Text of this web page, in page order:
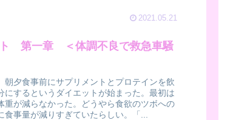
2021.05.21
ト 第一章 ＜体調不良で救急車騒
朝夕食事前にサプリメントとプロテインを飲
にするというダイエットが始まった。最初は
重が減らなかった。どうやら食欲のツボへの
事量が減りすぎていたらしい。「...